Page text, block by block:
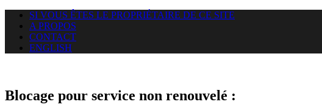
SI VOUS ÊTES LE PROPRIÉTAIRE DE CE SITE
A PROPOS
CONTACT
ENGLISH
Blocage pour service non renouvelé :